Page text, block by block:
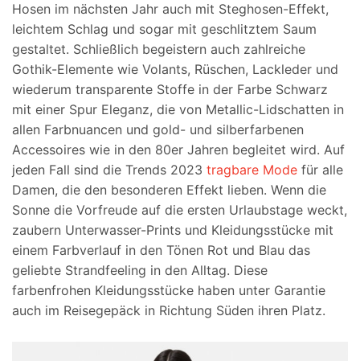
Hosen im nächsten Jahr auch mit Steghosen-Effekt,
leichtem Schlag und sogar mit geschlitztem Saum
gestaltet. Schließlich begeistern auch zahlreiche
Gothik-Elemente wie Volants, Rüschen, Lackleder und
wiederum transparente Stoffe in der Farbe Schwarz
mit einer Spur Eleganz, die von Metallic-Lidschatten in
allen Farbnuancen und gold- und silberfarbenen
Accessoires wie in den 80er Jahren begleitet wird. Auf
jeden Fall sind die Trends 2023 tragbare Mode für alle
Damen, die den besonderen Effekt lieben. Wenn die
Sonne die Vorfreude auf die ersten Urlaubstage weckt,
zaubern Unterwasser-Prints und Kleidungsstücke mit
einem Farbverlauf in den Tönen Rot und Blau das
geliebte Strandfeeling in den Alltag. Diese
farbenfrohen Kleidungsstücke haben unter Garantie
auch im Reisegepäck in Richtung Süden ihren Platz.